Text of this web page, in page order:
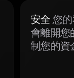
安全 您
會離開您
制您的資